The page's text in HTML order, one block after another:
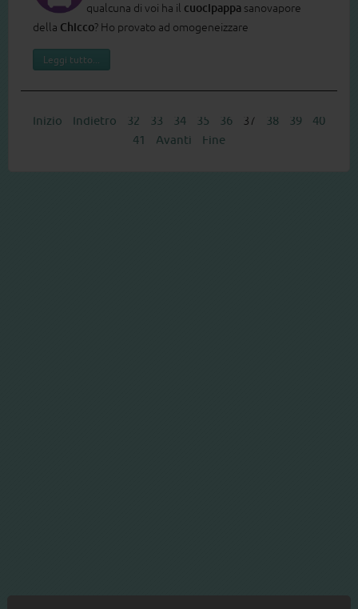
qualcuna di voi ha il cuocipappa sanovapore
della Chicco? Ho provato ad omogeneizzare
Leggi tutto...
Inizio Indietro 32 33 34 35 36 37 38 39
40
41
Avanti Fine